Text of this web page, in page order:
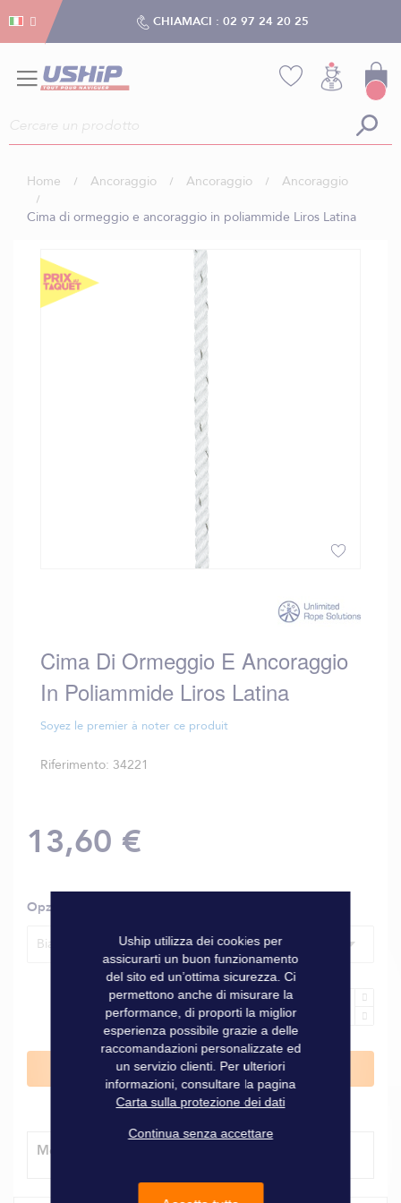
CHIAMACI : 02 97 24 20 25
Home Ancoraggio Ancoraggio Ancoraggio
Cima di ormeggio e ancoraggio in poliammide Liros Latina
Vai
alla
fine
della
di
immagini
Cima Di Ormeggio E Ancoraggio
In Poliammide Liros Latina
Soyez le premier à noter ce produit
Riferimento 34221
13,60 €
Opzioni
Bianco - Ø 30 mm
Aggiungi al Carrello
Modalità di consegna
Gestion dei cookies
Uship utilizza dei cookies per
assicurarti un buon funzionamento
del sito ed un’ottima sicurezza. Ci
permettono anche di misurare la
performance, di proporti la miglior
esperienza possibile grazie a delle
raccomandazioni personalizzate ed
un servizio clienti. Per ulteriori
informazioni, consultare la pagina
Carta sulla protezione dei dati
Continua senza accettare
Gestion dei cookies